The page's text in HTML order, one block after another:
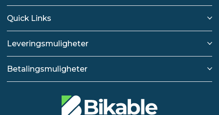
Quick Links
Leveringsmuligheter
Betalingsmuligheter